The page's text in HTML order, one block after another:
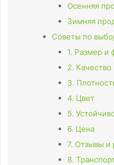
Осенняя
Зимняя
Советы по
1. Размер и
2.
3.
4. Цвет
5.
6. Цена
7. Отзывы и
8.